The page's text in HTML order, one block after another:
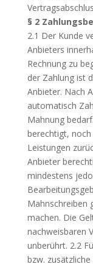
§ 2
2.1 Der Kunde
Anbieters
Rechnung zu
der Zahlung ist
Anbieter. Nach
automatisch
Mahnung
berechtigt,
Leistungen
Anbieter
mindestens
Mahnschreiben
machen. Die
nachweisbaren
unberührt. 2.2
bzw.